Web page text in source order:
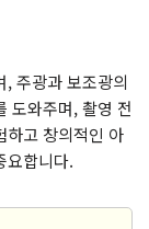
주광과 보조광의
도와주며, 촬영 전
하고 창의적인 아
요합니다.